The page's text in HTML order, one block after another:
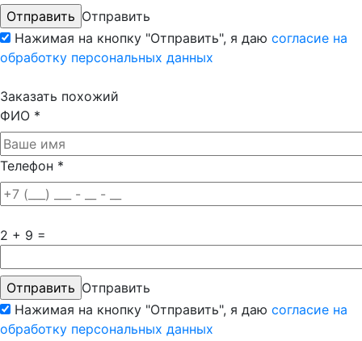
Отправить
Нажимая на кнопку "Отправить", я даю согласие на
обработку персональных данных
Заказать похожий
ФИО *
Телефон *
2 + 9 =
Отправить
Нажимая на кнопку "Отправить", я даю согласие на
обработку персональных данных